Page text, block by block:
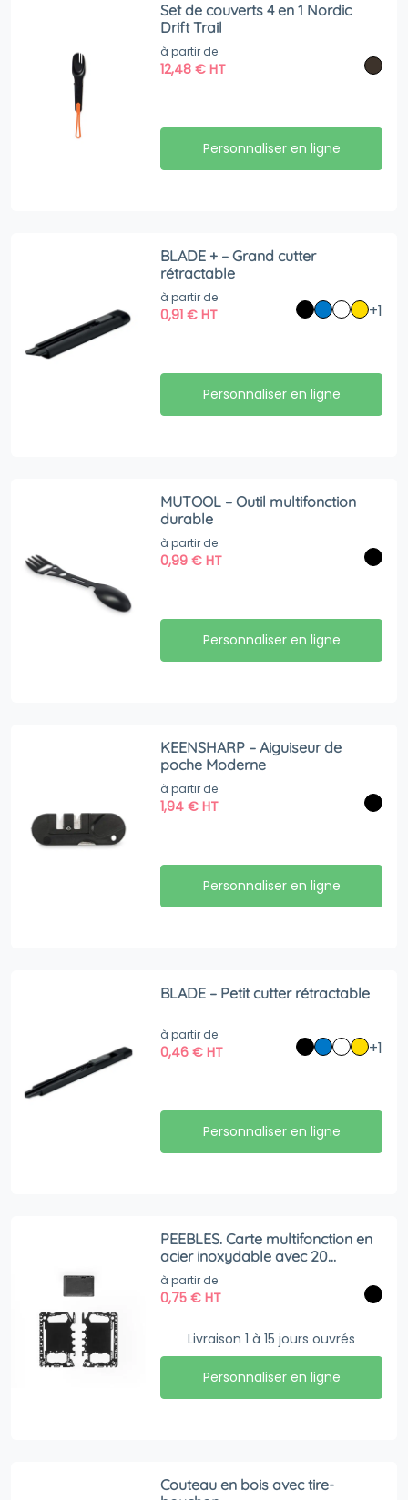
Set de couverts 4 en 1 Nordic
Drift Trail
à partir de
12,48€ HT
Personnaliser en ligne
BLADE + – Grand cutter
rétractable
à partir de
0,91€ HT +1
Personnaliser en ligne
MUTOOL – Outil multifonction
durable
à partir de
0,99€ HT
Personnaliser en ligne
KEENSHARP – Aiguiseur de
poche Moderne
à partir de
1,94€ HT
Personnaliser en ligne
BLADE – Petit cutter rétractable
à partir de
0,46€ HT +1
Personnaliser en ligne
PEEBLES. Carte multifonction en
acier inoxydable avec 20
fonctions
à partir de
0,75€ HT
Livraison 1 à 15 jours ouvrés
Personnaliser en ligne
Couteau en bois avec tire-